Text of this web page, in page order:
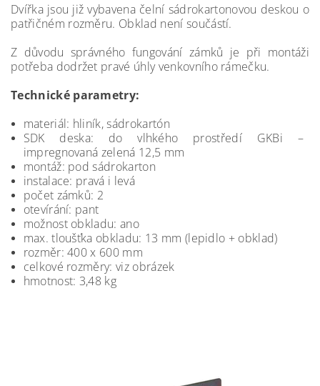
Dvířka jsou již vybavena čelní sádrokartonovou deskou o
patřičném rozměru. Obklad není součástí.
Z důvodu správného fungování zámků je při montáži
potřeba dodržet pravé úhly venkovního rámečku.
Technické parametry:
materiál: hliník, sádrokartón
SDK deska: do vlhkého prostředí GKBi –
impregnovaná zelená 12,5 mm
montáž: pod sádrokarton
instalace: pravá i levá
počet zámků: 2
otevírání: pant
možnost obkladu: ano
max. tloušťka obkladu: 13 mm (lepidlo + obklad)
rozměr: 400 x 600 mm
celkové rozměry: viz obrázek
hmotnost: 3,48 kg